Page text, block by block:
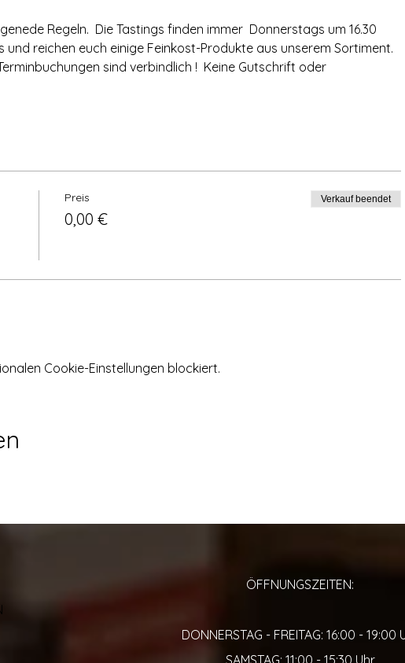
Regeln.  Die Tastings finden immer  Donnerstags um 16.30
und reichen euch einige Feinkost-Produkte aus unserem Sortiment.
sind verbindlich !  Keine Gutschrift oder
Preis
0,00 €
Verkauf beendet
Cookie-Einstellungen blockiert.
ÖFFNUNGSZEITEN:
DONNERSTAG - FREITAG: 16:00 - 19:00